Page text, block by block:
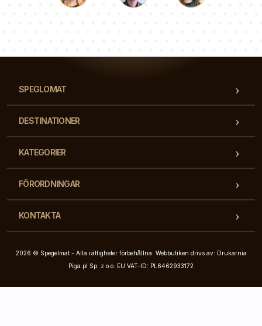
SPEGLOMAT
DESTINATIONER
KATEGORIER
FÖRORDNINGAR
KONTAKTA
2026 © Spegelmat - Alla rättigheter förbehållna. Webbutiken drivs av: Drukarnia
Piga.pl Sp. z o.o. EU VAT-ID: PL6462933172